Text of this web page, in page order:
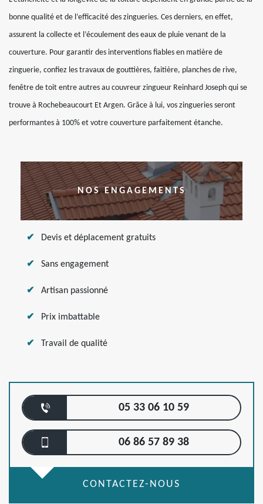
bonne qualité et de l’efficacité des zingueries. Ces derniers, en effet,
assurent la collecte et l’écoulement des eaux de pluie venant de la
couverture. Pour garantir des interventions fiables en matière de
zinguerie, confiez les travaux de gouttières, faitière, planches de rive,
fenêtre de toit entre autres au couvreur zingueur Reinhard Joseph qui se
trouve à Rochebeaucourt Et Argen. Grâce à lui, vos zingueries seront
performantes à 100% et votre couverture parfaitement étanche.
NOS ENGAGEMENTS
Devis et déplacement gratuits
Sans engagement
Artisan passionné
Prix imbattable
Travail de qualité
05 33 06 10 59
06 86 57 89 38
CONTACTEZ-NOUS